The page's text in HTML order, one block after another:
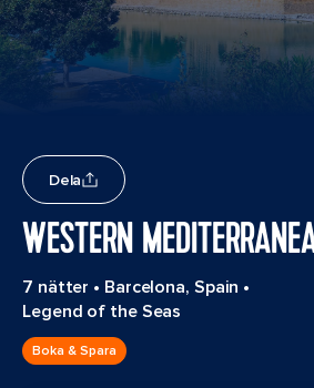
Dela
WESTERN
7 nätter • Barcelona, Spain •
Legend of the Seas
Boka & Spara